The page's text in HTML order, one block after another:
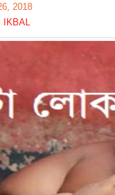
26, 2018
IKBAL